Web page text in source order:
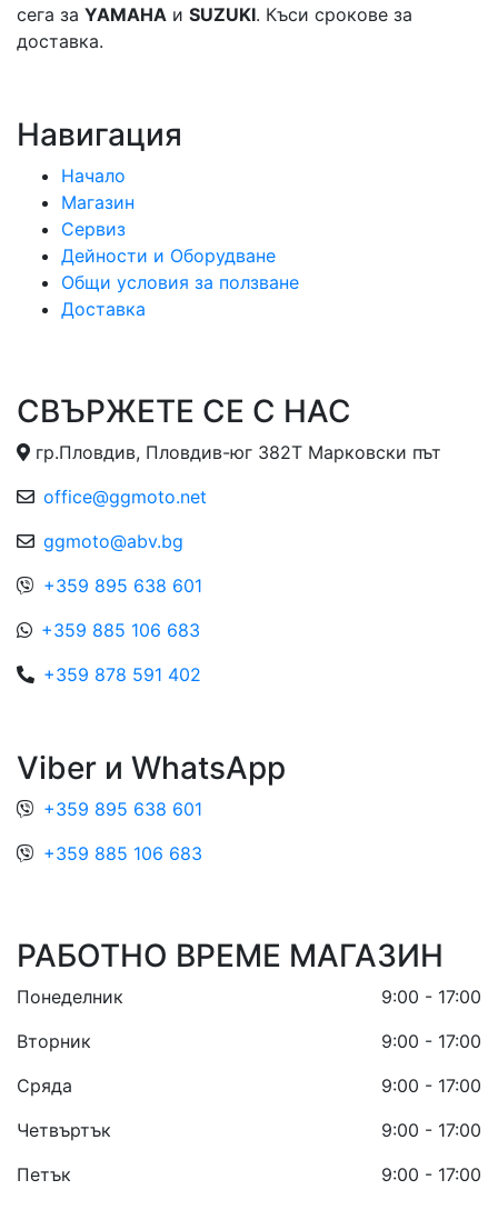
сега за YAMAHA и SUZUKI. Къси срокове за
доставка.
Навигация
Начало
Магазин
Сервиз
Дейности и Оборудване
Общи условия за ползване
Доставка
СВЪРЖЕТЕ СЕ С НАС
гр.Пловдив, Пловдив-юг 382Т Марковски път
office@ggmoto.net
ggmoto@abv.bg
+359 895 638 601
+359 885 106 683
+359 878 591 402
Viber и WhatsApp
+359 895 638 601
+359 885 106 683
РАБОТНО ВРЕМЕ МАГАЗИН
Понеделник
9:00 - 17:00
Вторник
9:00 - 17:00
Сряда
9:00 - 17:00
Четвъртък
9:00 - 17:00
Петък
9:00 - 17:00